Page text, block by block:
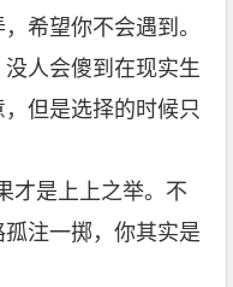
希望你不会遇到。
人会傻到在现实生
但是选择的时候只
才是上上之举。不
注一掷，你其实是